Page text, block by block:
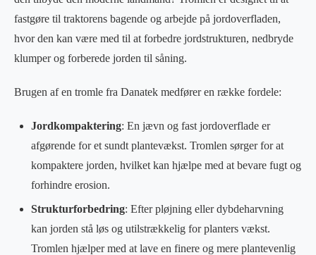
fastgøre til traktorens bagende og arbejde på jordoverfladen,
hvor den kan være med til at forbedre jordstrukturen, nedbryde
klumper og forberede jorden til såning.
Brugen af en tromle fra Danatek medfører en række fordele:
Jordkompaktering: En jævn og fast jordoverflade er
afgørende for et sundt plantevækst. Tromlen sørger for at
kompaktere jorden, hvilket kan hjælpe med at bevare fugt og
forhindre erosion.
Strukturforbedring: Efter pløjning eller dybdeharvning
kan jorden stå løs og utilstrækkelig for planters vækst.
Tromlen hjælper med at lave en finere og mere plantevenlig